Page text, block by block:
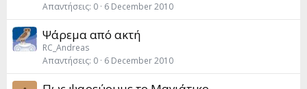
Απαντήσεις 0 6 December 2010
Ψάρεμα από ακτή
RC_Andreas
Απαντήσεις 0 6 December 2010